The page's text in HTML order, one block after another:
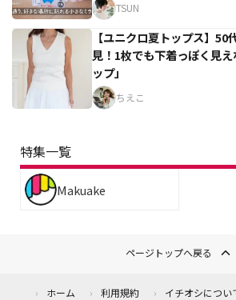
TSUN
【ユニクロ夏トップス】
見！1枚でも下着っぽく見
ップ」
ちえこ
特集一覧
Makuake
ページトップへ戻る
ホーム 利用規約 イチオシについ